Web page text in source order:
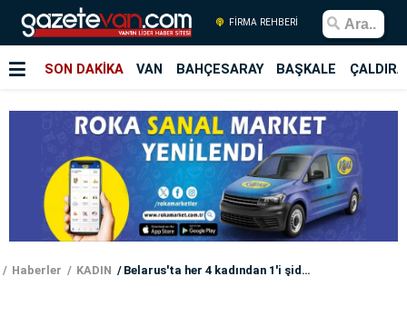
FİRMA REHBERİ
SON DAKİKA VAN BAHÇESARAY BAŞKALE
Haberler KADIN Belarus'ta her 4 kadından 1'i şiddete maruz kalıyor